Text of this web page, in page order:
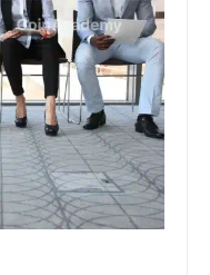
la semaine du 13